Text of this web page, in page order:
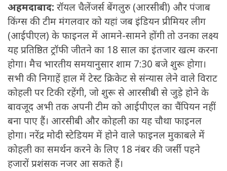
अहमदाबाद: रॉयल चैलेंजर्स बेंगलुरु (आरसीबी) और पंजाब
किंग्स की टीम मंगलवार को यहां जब इंडियन प्रीमियर लीग
(आईपीएल) के फाइनल में आमने-सामने होंगी तो उनका लक्ष्य
यह प्रतिष्ठित ट्रॉफी जीतने का 18 साल का इंतजार खत्म करना
होगा। मैच भारतीय समयानुसार शाम 7:30 बजे शुरू होगा।
सभी की निगाहें हाल में टेस्ट क्रिकेट से संन्यास लेने वाले विराट
कोहली पर टिकी रहेंगी, जो शुरू से आरसीबी से जुड़े होने के
बावजूद अभी तक अपनी टीम को आईपीएल का चैंपियन नहीं
बना पाए हैं। आरसीबी और कोहली का यह चौथा फाइनल
होगा। नरेंद्र मोदी स्टेडियम में होने वाले फाइनल मुकाबले में
कोहली का समर्थन करने के लिए 18 नंबर की जर्सी पहने
हजारों प्रशंसक नजर आ सकते हैं।